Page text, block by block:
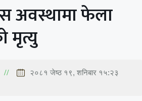
अवस्थामा फेला
मृत्यु
२०८१ जेष्ठ १९, शनिबार १५:२३